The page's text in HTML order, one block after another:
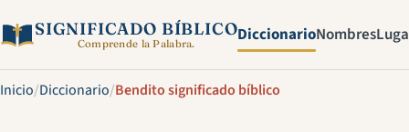
SIGNIFICADO BÍBLICO
Comprende la Palabra. DiccionarioNombres
Inicio/Diccionario/Bendito significado bíblico